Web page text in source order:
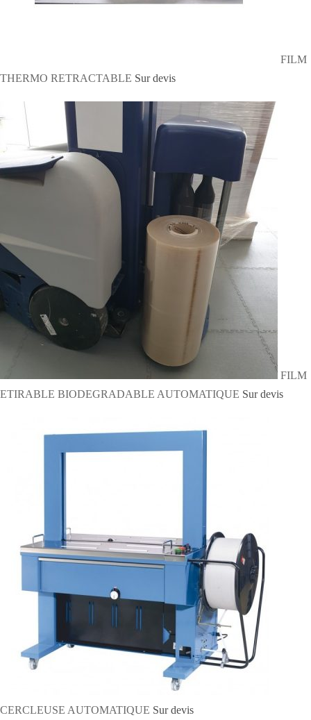
FILM
THERMO RETRACTABLE Sur devis
FILM
ETIRABLE BIODEGRADABLE AUTOMATIQUE Sur devis
CERCLEUSE AUTOMATIQUE Sur devis